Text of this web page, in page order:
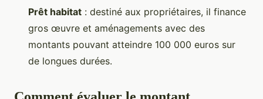
Prêt habitat : destiné aux propriétaires, il finance
gros œuvre et aménagements avec des
montants pouvant atteindre 100 000 euros sur
de longues durées.